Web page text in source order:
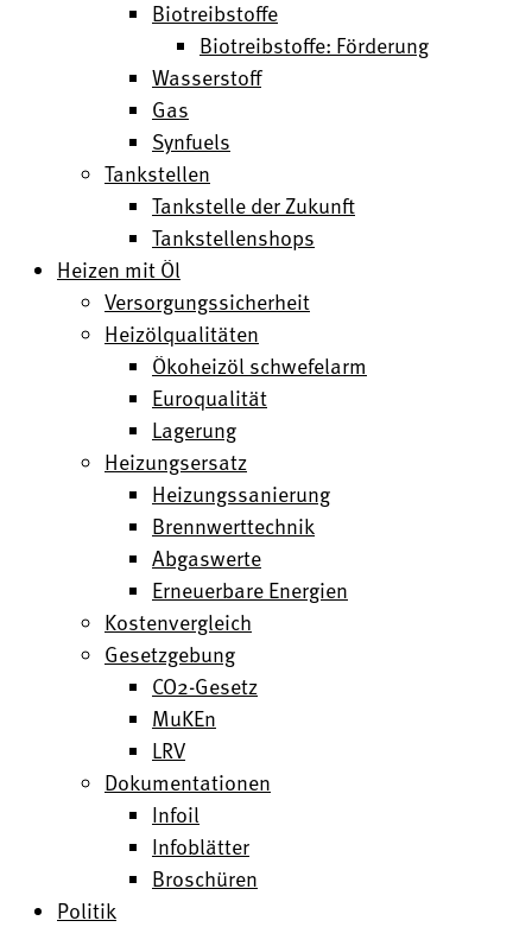
Biotreibstoffe
Biotreibstoffe: Förderung
Wasserstoff
Gas
Synfuels
Tankstellen
Tankstelle der Zukunft
Tankstellenshops
Heizen mit Öl
Versorgungssicherheit
Heizölqualitäten
Ökoheizöl schwefelarm
Euroqualität
Lagerung
Heizungsersatz
Heizungssanierung
Brennwerttechnik
Abgaswerte
Erneuerbare Energien
Kostenvergleich
Gesetzgebung
CO2-Gesetz
MuKEn
LRV
Dokumentationen
Infoil
Infoblätter
Broschüren
Politik